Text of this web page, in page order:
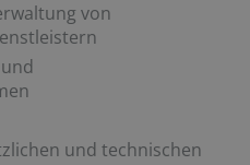
von
und technischen